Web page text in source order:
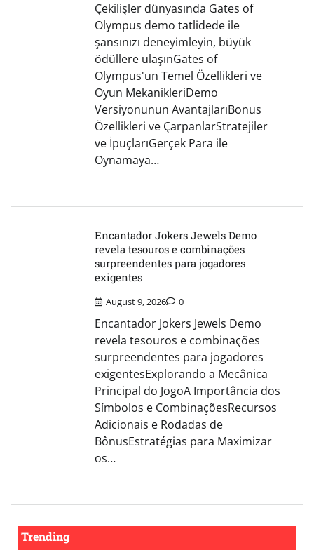
Çekilişler dünyasında Gates of
Olympus demo tatlidede ile
şansınızı deneyimleyin, büyük
ödüllere ulaşınGates of
Olympus'un Temel Özellikleri ve
Oyun MekanikleriDemo
Versiyonunun AvantajlarıBonus
Özellikleri ve ÇarpanlarStratejiler
ve İpuçlarıGerçek Para ile
Oynamaya…
Encantador Jokers Jewels Demo
revela tesouros e combinações
surpreendentes para jogadores
exigentes
August 9, 2026 0
Encantador Jokers Jewels Demo
revela tesouros e combinações
surpreendentes para jogadores
exigentesExplorando a Mecânica
Principal do JogoA Importância dos
Símbolos e CombinaçõesRecursos
Adicionais e Rodadas de
BônusEstratégias para Maximizar
os…
Trending